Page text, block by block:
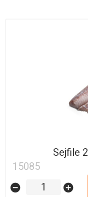
Sejfile
15085
remove_circle add_circle